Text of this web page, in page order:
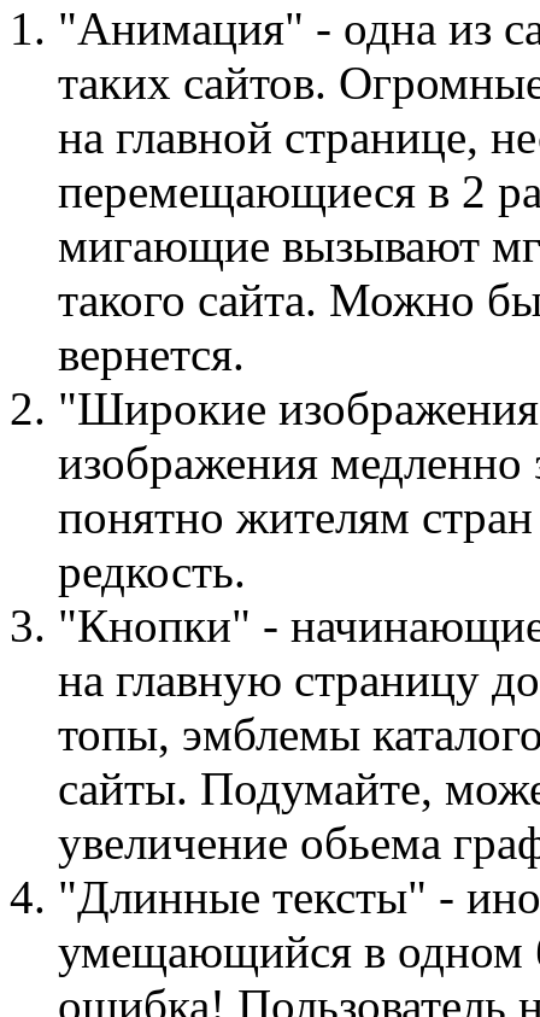
"Анимация" - одна из
таких сайтов.
на главной странице,
перемещающиеся в 2
мигающие вызывают
такого сайта. Можно
вернется.
"Широкие
изображения медленно
понятно жителям
редкость.
"Кнопки" -
на главную страницу
топы, эмблемы
сайты. Подумайте,
увеличение обьема
"Длинные тексты" -
умещающийся в одном
ошибка! Пользователь